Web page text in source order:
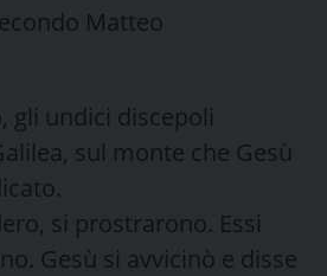
Matteo
gli undici discepoli
sul monte che Gesù
si prostrarono. Essi
Gesù si avvicinò e disse